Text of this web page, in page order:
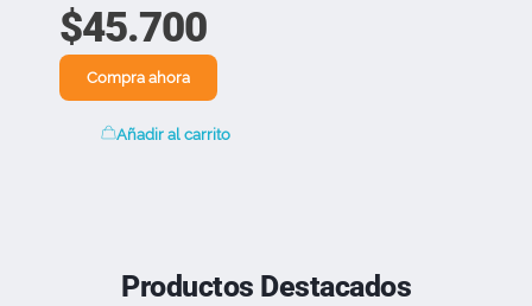
$45.700
Compra ahora
Añadir al carrito
Productos Destacados